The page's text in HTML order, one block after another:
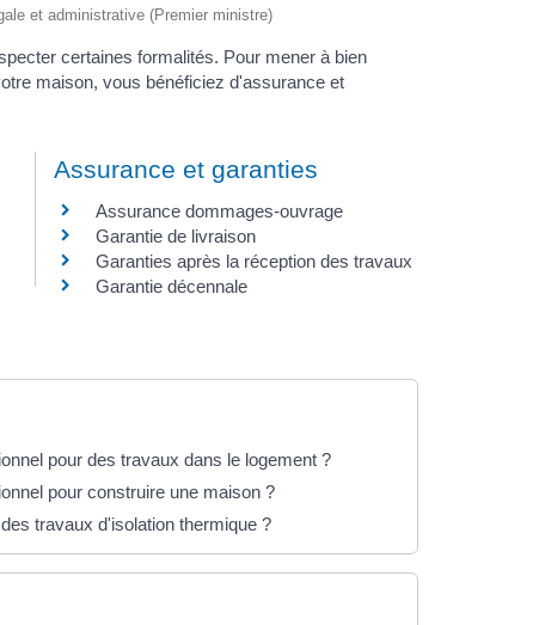
et administrative (Premier ministre)
certaines formalités. Pour mener à bien
maison, vous bénéficiez d'assurance et
Assurance et garanties
Assurance dommages-ouvrage
Garantie de livraison
Garanties après la réception des travaux
Garantie décennale
pour des travaux dans le logement ?
pour construire une maison ?
travaux d'isolation thermique ?